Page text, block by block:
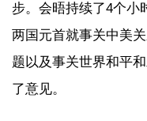
步。会晤持续了4个小
两国元首就事关中美
题以及事关世界和平
了意见。